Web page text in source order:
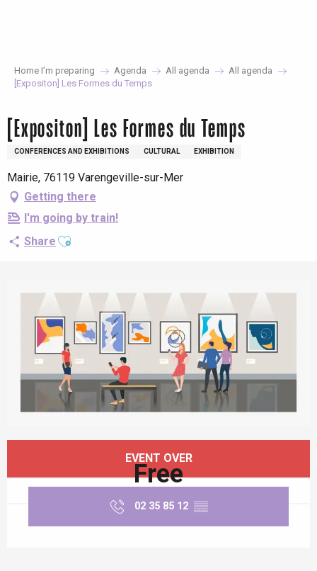
Home I’m preparing Agenda All agenda
All agenda
[Expositon] Les Formes du Temps
[Expositon] Les Formes du Temps
CONFERENCES AND EXHIBITIONS CULTURAL EXHIBITION
Mairie, 76119 Varengeville-sur-Mer
Getting there
I'm going by train!
Share Ajouter aux favoris
EVENT OVER
Free
02 35 85 12 ▒▒